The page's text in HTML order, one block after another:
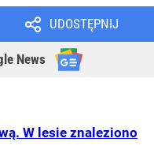
UDOSTĘPNIJ
News
W lesie znaleziono